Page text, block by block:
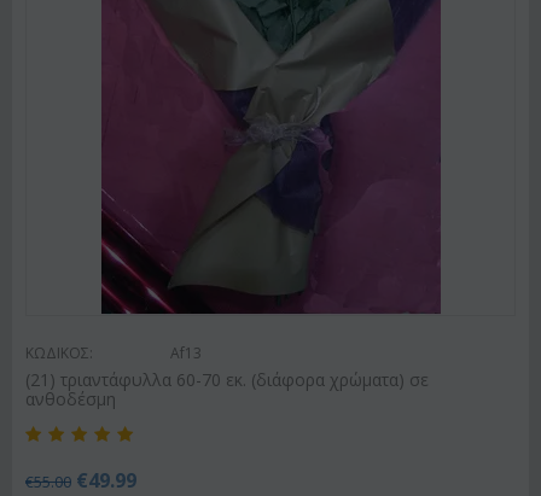
ΚΩΔΙΚΟΣ: Af13
(21) τριαντάφυλλα 60-70 εκ. (διάφορα χρώματα) σε
ανθοδέσμη
€55.00 €49.99